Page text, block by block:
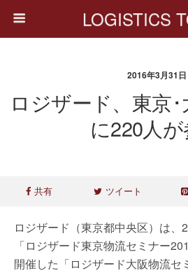
LOGISTICS
2016年3月31日
ロジザード、東京
に220人
共有 ツイート
ロジザード（東京都中央区）は、
「ロジザード東京物流セミナー
開催した「ロジザード大阪物流セ